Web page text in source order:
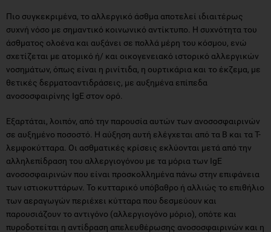
Πιο συγκεκριμένα, το αλλεργικό άσθμα αποτελεί ιδιαιτέρως
συχνή νόσο με σημαντικό κοινωνικό αντίκτυπο. Η συχνότητα του
άσθματος ολοένα και αυξάνει σε πολλά μέρη του κόσμου, ενώ
σχετίζεται με ατομικό ή/ και οικογενειακό ιστορικό αλλεργικών
νοσημάτων, όπως είναι η ρινίτιδα, η ουρτικάρια και το έκζεμα, με
θετικές δερματοαντιδράσεις, με αυξημένα επίπεδα
ανοσοσφαιρίνης IgE στον ορό.
Εξαρτάται, λοιπόν, από την παρουσία αυτών των ανοσοσφαιρινών
σε αυξημένο ποσοστό. Η αύξηση αυτή ελέγχεται από τα Β και τα Τ-
λεμφοκύτταρα. Οι ασθματικές κρίσεις εκλύονται μετά από την
αλληλεπίδραση του αλλεργιογόνου με τα μόρια των IgE
ανοσοσφαιρινών που είναι προσκολλημένα πάνω στην επιφάνεια
των ιστιοκυττάρων. Το κυτταρικό υπόβαθρο ή αλλιώς το επιθήλιο
των αεραγωγών περιέχει κύτταρα που δεσμεύουν και
παρουσιάζουν το αντιγόνο (αλλεργιογόνο μόριο), οπότε και
πυροδοτείται η αντίδραση απελευθέρωσης ανοσοσφαιρινών και η